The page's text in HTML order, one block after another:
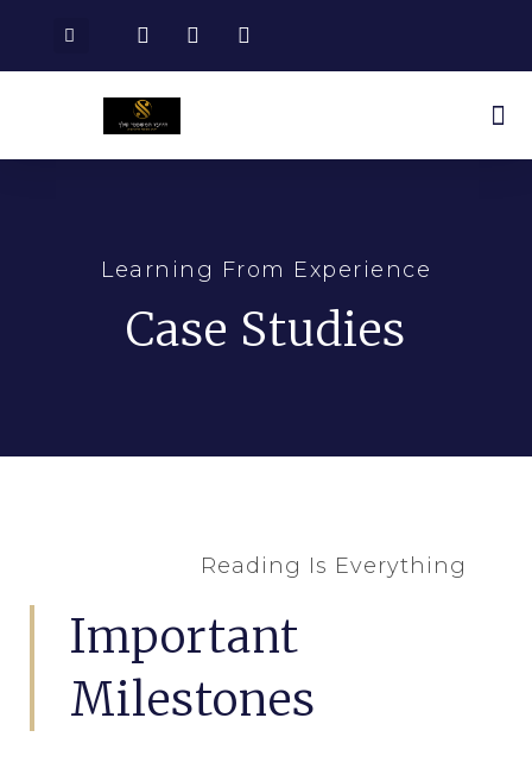
Learning From Experience
Case Studies
Reading Is Everything
Important
Milestones